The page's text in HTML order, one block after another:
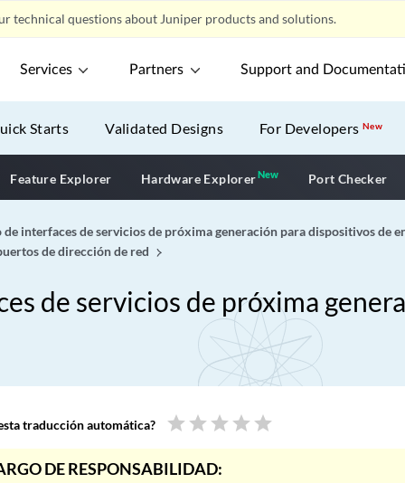
technical questions about Juniper products and solutions.
Services Partners Support and
Starts Validated Designs For DevelopersNew
Feature Explorer Hardware ExplorerNewNew application
Port Checker
de interfaces de servicios de próxima generación para dispositivos de
de dirección de red
de servicios de próxima
traducción automática? star star star star star
DE RESPONSABILIDAD: